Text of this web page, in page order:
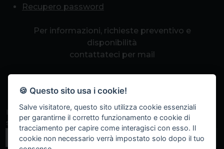
Recupero password
Per informazioni, richieste preventivo e
disponibilità
contattateci per mail
Iscriviti alla nostra newsletter per non perdere eventi
speciali, sconti a tempo e promozioni.
Iscriviti
🍪 Questo sito usa i cookie!
Salve visitatore, questo sito utilizza cookie essenziali
per garantirne il corretto funzionamento e cookie di
tracciamento per capire come interagisci con esso. Il
cookie non necessario verrà impostato solo dopo il tuo